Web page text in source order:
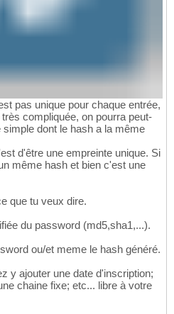
pas unique pour chaque entrée,
compliquée, on pourra peut-
dont le hash a la même
d'être une empreinte unique. Si
même hash et bien c'est une
que tu veux dire.
du password (md5,sha1,...).
ou/et meme le hash généré.
y ajouter une date d'inscription;
chaine fixe; etc... libre à votre